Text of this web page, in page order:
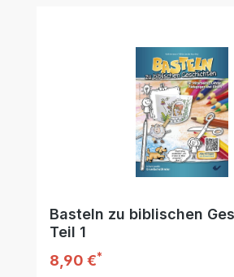
Basteln zu biblischen
Teil 1
Regulärer Preis:
8,90 €*